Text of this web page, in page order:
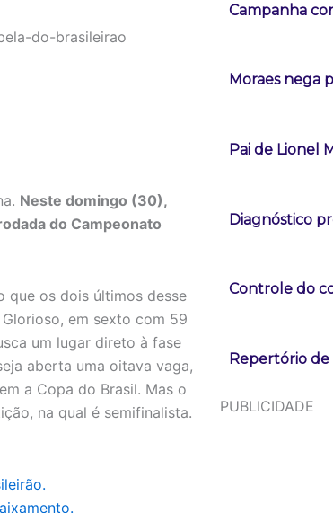
Neste domingo (30),
do Campeonato
que os dois últimos desse
em sexto com 59
um lugar direto à fase
aberta uma oitava vaga,
a Copa do Brasil. Mas o
na qual é semifinalista.
Campanha
Moraes nega
Pai de Lionel
Diagnóstico
Controle do
Repertório de
PUBLICIDADE